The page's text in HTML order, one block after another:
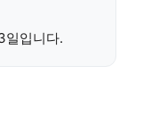
일입니다.